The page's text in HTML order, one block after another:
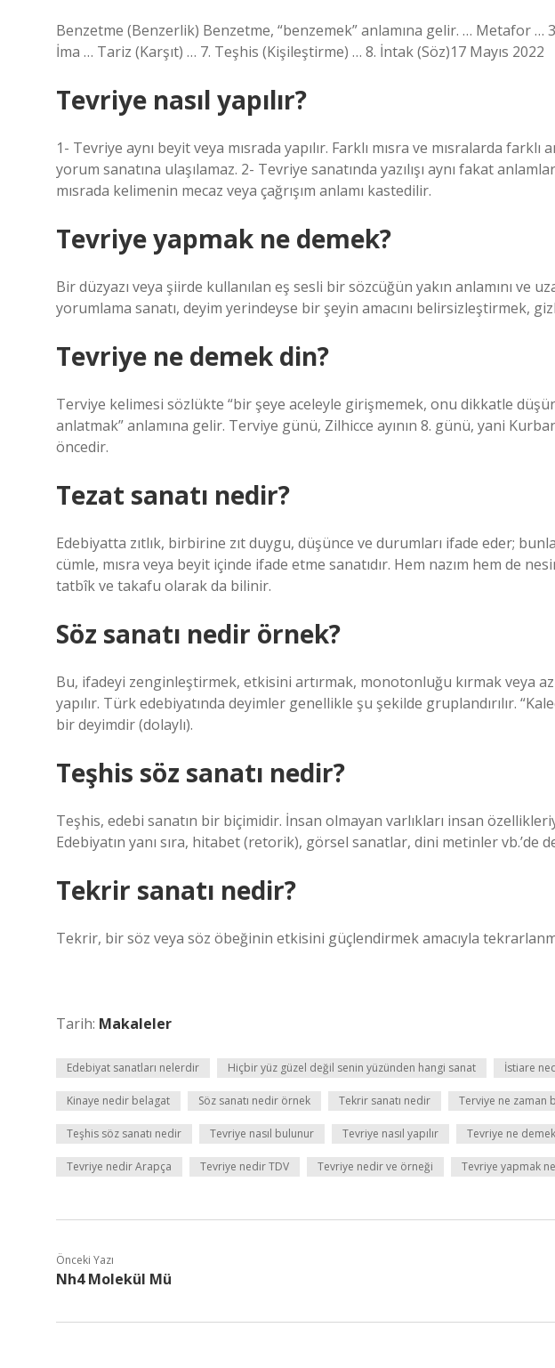
Benzetme (Benzerlik) Benzetme, “benzemek” anlamına gelir. … Metafor
İma … Tariz (Karşıt) … 7. Teşhis (Kişileştirme) … 8. İntak (Söz)17 Mayıs 2022
Tevriye nasıl yapılır?
1- Tevriye aynı beyit veya mısrada yapılır. Farklı mısra ve mısralarda
yorum sanatına ulaşılamaz. 2- Tevriye sanatında yazılışı aynı fakat
mısrada kelimenin mecaz veya çağrışım anlamı kastedilir.
Tevriye yapmak ne demek?
Bir düzyazı veya şiirde kullanılan eş sesli bir sözcüğün yakın anlamını ve
yorumlama sanatı, deyim yerindeyse bir şeyin amacını belirsizleştirmek,
Tevriye ne demek din?
Terviye kelimesi sözlükte “bir şeye aceleyle girişmemek, onu dikkatle
anlatmak” anlamına gelir. Terviye günü, Zilhicce ayının 8. günü, yani
öncedir.
Tezat sanatı nedir?
Edebiyatta zıtlık, birbirine zıt duygu, düşünce ve durumları ifade eder;
cümle, mısra veya beyit içinde ifade etme sanatıdır. Hem nazım hem de
tatbîk ve takafu olarak da bilinir.
Söz sanatı nedir örnek?
Bu, ifadeyi zenginleştirmek, etkisini artırmak, monotonluğu kırmak veya
yapılır. Türk edebiyatında deyimler genellikle şu şekilde gruplandırılır.
bir deyimdir (dolaylı).
Teşhis söz sanatı nedir?
Teşhis, edebi sanatın bir biçimidir. İnsan olmayan varlıkları insan
Edebiyatın yanı sıra, hitabet (retorik), görsel sanatlar, dini metinler vb.’de
Tekrir sanatı nedir?
Tekrir, bir söz veya söz öbeğinin etkisini güçlendirmek amacıyla
Tarih: Makaleler
Edebiyat sanatları nelerdir Hiçbir yüz güzel değil senin yüzünden hangi sanat İstiare
Kinaye nedir belagat Söz sanatı nedir örnek Tekrir sanatı nedir Terviye ne zaman
Teşhis söz sanatı nedir Tevriye nasıl bulunur Tevriye nasıl yapılır Tevriye ne
Tevriye nedir Arapça Tevriye nedir TDV Tevriye nedir ve örneği Tevriye yapmak
Önceki Yazı
Nh4 Molekül Mü